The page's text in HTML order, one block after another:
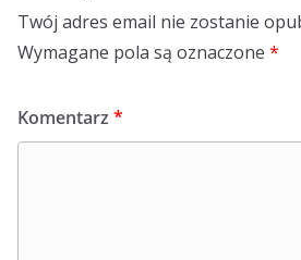
Twój adres email nie zostanie
Wymagane pola są oznaczone *
Komentarz *